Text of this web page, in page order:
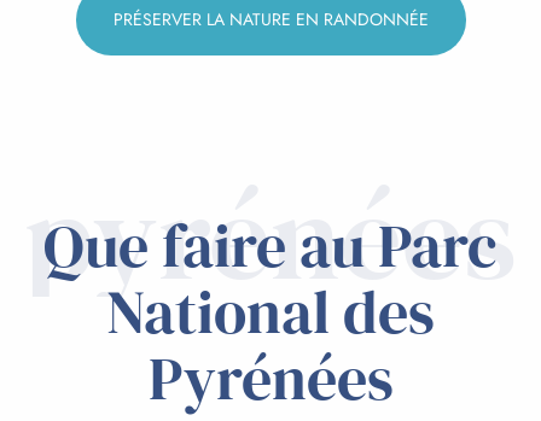
PRÉSERVER LA NATURE EN RANDONNÉE
pyrénées
Que faire au Parc
National des
Pyrénées